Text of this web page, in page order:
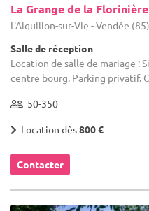
La Grange de la Florinière
L'Aiguillon-sur-Vie - Vendée (85)
Salle de réception
Location de salle de mariage :
centre bourg. Parking privatif.
50-350
Location dès800 €
Contacter